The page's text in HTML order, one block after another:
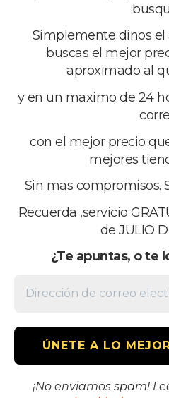
Simplemente dinos
buscas el mejor
aproximado al
y en un maximo de 24
con el mejor precio
mejores
Sin mas compromisos.
Recuerda ,servicio
de JULIO
¿Te apuntas, o te
¡No enviamos spam!
Footer
La comunidad del
Una web de grupomega iberia sl
Desde España al mundo
COOKIES
CONTACTANOS